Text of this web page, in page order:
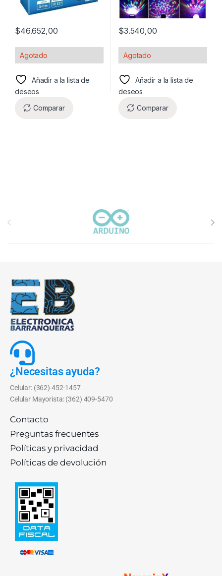
$46.652,00
Agotado
Añadir a la lista de
deseos
Comparar
$3.540,00
Agotado
Añadir a la lista de
deseos
Comparar
Carrusel de marcas
¿Necesitas ayuda?
Celular: (362) 452-1457
Celular Mayorista: (362) 409-5470
Contacto
Preguntas frecuentes
Políticas y privacidad
Políticas de devolución